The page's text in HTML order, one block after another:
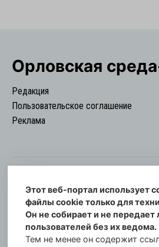
Орловская
Редакция
Пользовательское соглашение
Реклама
© Информационный
Орловская cреда-плюс,
Свидетельство о
00254 от 29 октября 2013 г.
Этот веб-портал использует
файлы cookie только для
Он не собирает и не
пользователей без их ведома.
Тем не менее он содержит